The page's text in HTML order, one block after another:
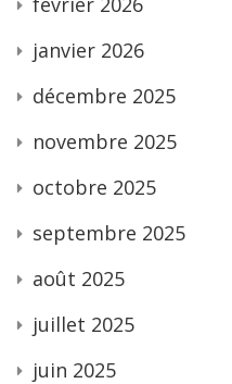
janvier 2026
décembre 2025
novembre 2025
octobre 2025
septembre 2025
août 2025
juillet 2025
juin 2025